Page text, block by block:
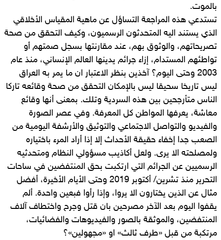
بالموت.
تستدعي هذه المراجعة التساؤل عن ماهية المقياس الأخلاقي
الذي يستند اليه المتحدثون الرسميون، وكيف التحقق من صحة
تصريحاتهم، والوثوق بهم، عند مقارنتها بسجل صمتهم أو
تواطئهم المستدام، إزاء جرائم يدينها العالم الإنساني، منذ عام
2003 وحتى اليوم؟ آخذين بنظر الاعتبار ان ما يمر به العراق
ليس تاريخا سحيقا ليس بالإمكان التحقق من صحة وقائعه تاركا
الناس متأرجحين بين هذه السردية وتلك. بمعنى أنها وقائع
معاشة، يعرفها المواطن كل المعرفة. وفي عصر الصورة
والفيديو والتواصل الاجتماعي والتوثيق والأرشفة اليومية من
الصعب جدا إخفاء حقيقة الأحداث إلا إذا أراد المرء باختياره
ولمصلحته الا يرى. ولعل أكاذيب مسؤولي النظام ومتحدثيه
الرسميين عن الجرائم التي ارتكبت بحق المنتفضين في ساحات
التحرير منذ تشرين/ أكتوبر 2019 وحتى الأيام الأخيرة، أفضل
مثال عن الذين يختارون الا يروا، وإذا رأوا فبعين واحدة. ألم
يقفوا اليوم بعد الآخر مصرحين بان قتل وجرح واختطاف آلاف
المنتفضين، والموثقة بالصور والفيديوهات والفضائيات،
مرتكبة من قبل «طرف ثالث» او «مجهولين»؟